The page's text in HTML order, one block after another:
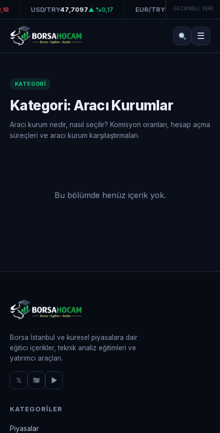
USD/TRY47,7097▲ %0,17 EUR/TRY55,0469▲ %0,05
GECİKMELİ VERİ
☰
KATEGORI
Kategori: Aracı Kurumlar
Aracı kurum nedir, nasıl seçilir? Komisyon oranları, hesap açma
süreçleri ve aracı kurum karşılaştırmaları.
Bu bölümde henüz içerik yok.
Borsa İstanbul ve küresel piyasalara dair
eğitici içerikler, teknik analiz eğitimleri ve
yatırımcı araçları.
𝕏 ▶
KATEGORILER
Piyasalar